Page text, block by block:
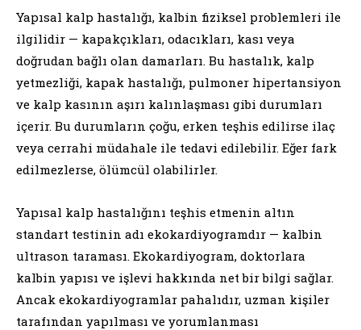
Yapısal kalp hastalığı, kalbin fiziksel problemleri ile
ilgilidir — kapakçıkları, odacıkları, kası veya
doğrudan bağlı olan damarları. Bu hastalık, kalp
yetmezliği, kapak hastalığı, pulmoner hipertansiyon
ve kalp kasının aşırı kalınlaşması gibi durumları
içerir. Bu durumların çoğu, erken teşhis edilirse ilaç
veya cerrahi müdahale ile tedavi edilebilir. Eğer fark
edilmezlerse, ölümcül olabilirler.
Yapısal kalp hastalığını teşhis etmenin altın
standart testinin adı ekokardiyogramdır — kalbin
ultrason taraması. Ekokardiyogram, doktorlara
kalbin yapısı ve işlevi hakkında net bir bilgi sağlar.
Ancak ekokardiyogramlar pahalıdır, uzman kişiler
tarafından yapılması ve yorumlanması